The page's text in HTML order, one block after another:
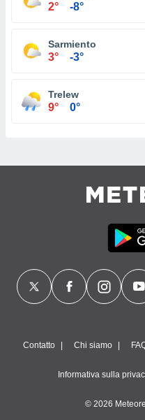
2° -8°
Sarmiento
3° -3°
Trelew
9° 0°
Contatto Chi siamo
Informativa sulla
© 2026